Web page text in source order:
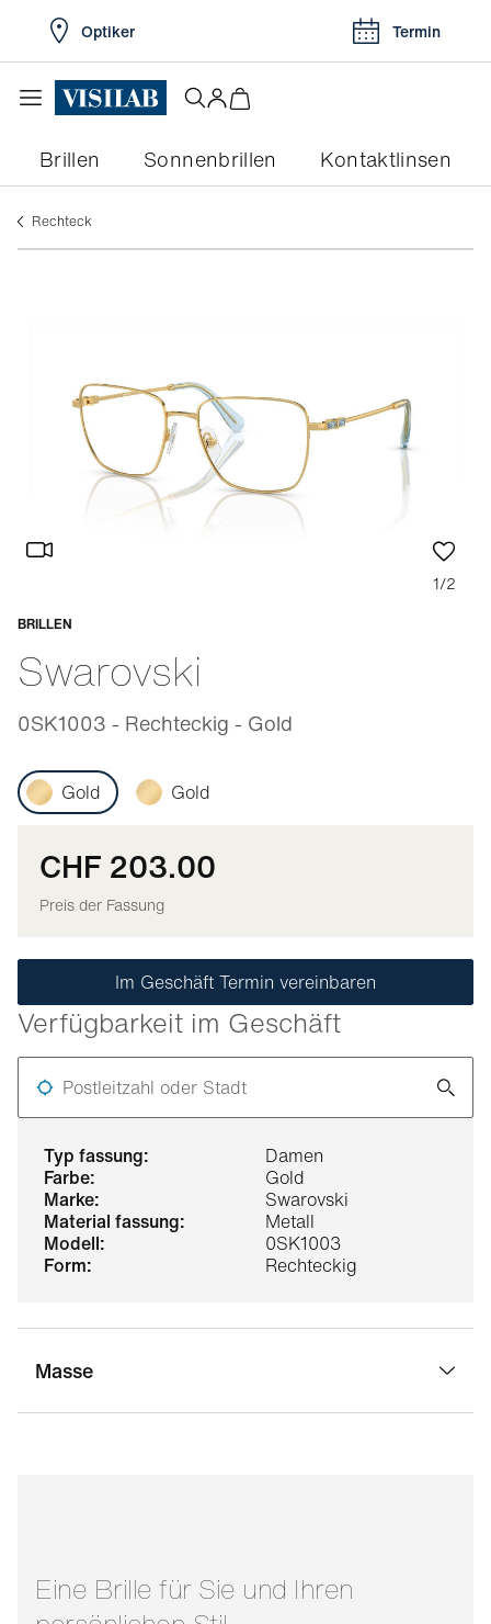
Optiker Termin
Brillen Sonnenbrillen Kontaktlinsen
rechteck
typ fassung:
Damen
farbe:
Gold
marke:
Swarovski
material fassung:
Metall
modell:
0SK1003
form:
Rechteckig
Masse
1/2
BRILLEN
Swarovski
0SK1003 - Rechteckig - Gold
Anpassbar
Gold Gold
CHF 203.00
Preis der Fassung
Im Geschäft Termin vereinbaren
Verfügbarkeit im Geschäft
Postleitzahl oder Stadt
Eine Brille für Sie und Ihren